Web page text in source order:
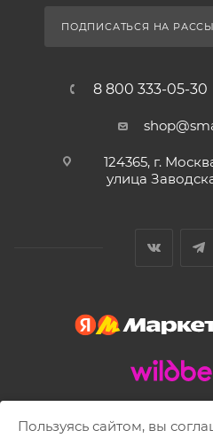
ПОДПИСАТЬСЯ НА
8 800 333-05-30
124365, г.
улица
2002 - 2026 © SMART-
Пользуясь сайтом, вы